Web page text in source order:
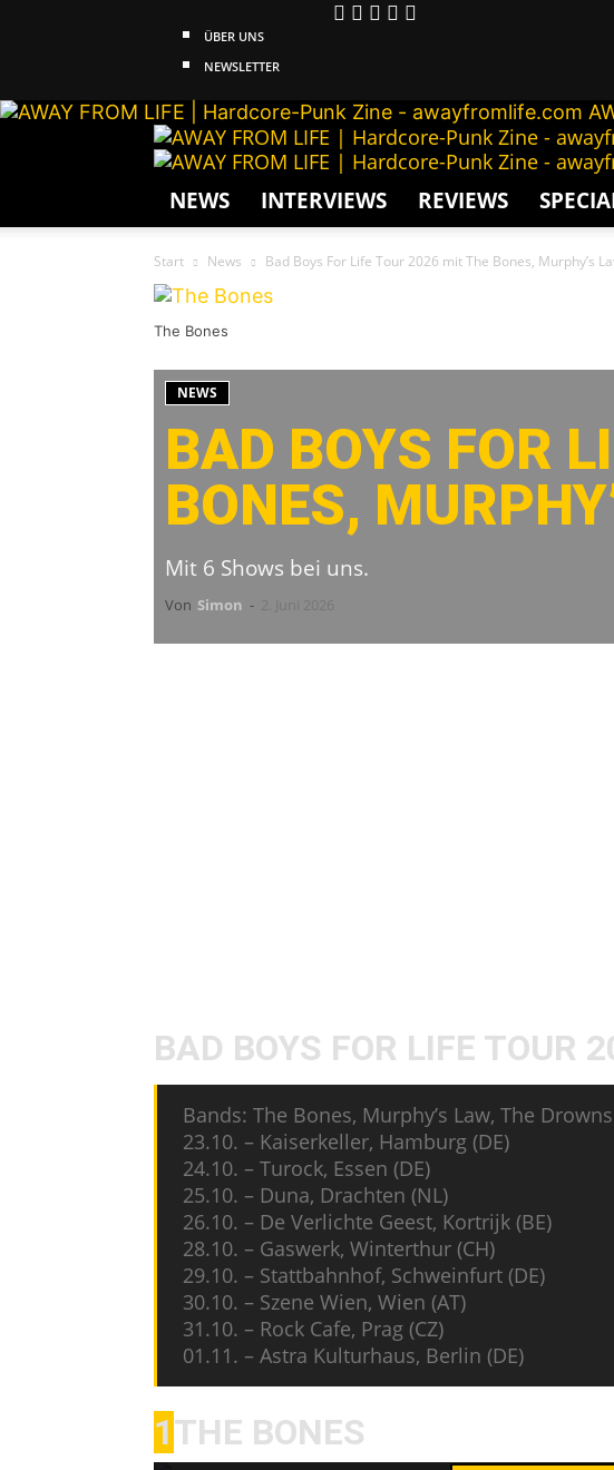
ÜBER UNS
NEWSLETTER
NEWS INTERVIEWS REVIEWS
Start News Bad Boys For Life Tour 2026 mit The Bones, Murphy’s
The Bones
NEWS
BAD BOYS FOR
BONES,
Mit 6 Shows bei uns.
Von Simon -
BAD BOYS FOR LIFE TOUR
Bands: The Bones, Murphy’s Law, The
23.10. – Kaiserkeller, Hamburg (DE)
24.10. – Turock, Essen (DE)
25.10. – Duna, Drachten (NL)
26.10. – De Verlichte Geest, Kortrijk (BE)
28.10. – Gaswerk, Winterthur (CH)
29.10. – Stattbahnhof, Schweinfurt (DE)
30.10. – Szene Wien, Wien (AT)
31.10. – Rock Cafe, Prag (CZ)
01.11. – Astra Kulturhaus, Berlin (DE)
1THE BONES